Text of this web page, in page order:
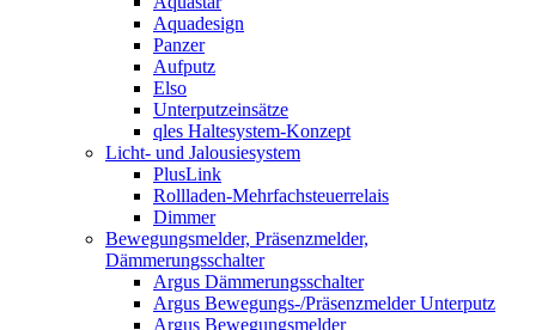
Aquadesign
Panzer
Aufputz
Elso
Unterputzeinsätze
qles Haltesystem-Konzept
Licht- und Jalousiesystem
PlusLink
Rollladen-Mehrfachsteuerrelais
Dimmer
Bewegungsmelder, Präsenzmelder,
Dämmerungsschalter
Argus Dämmerungsschalter
Argus Bewegungs-/Präsenzmelder Unterputz
Argus Bewegungsmelder